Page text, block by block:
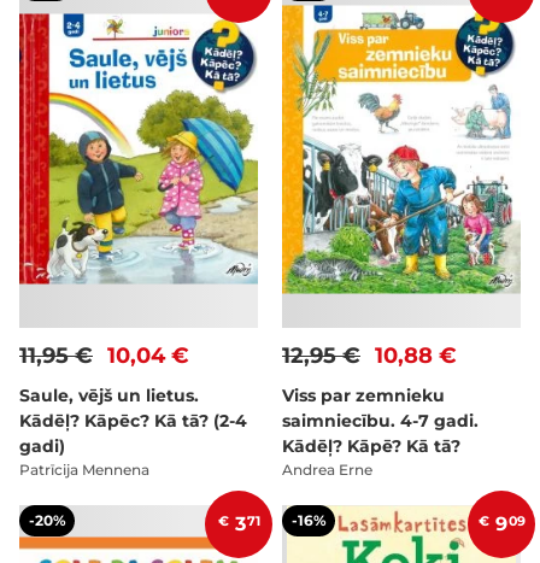
10,04 €
11,95 €
Saule, vējš un lietus.
Kādēļ? Kāpēc? Kā tā? (2-4
gadi)
Patrīcija Mennena
10,88 €
12,95 €
Viss par zemnieku
saimniecību. 4-7 gadi.
Kādēļ? Kāpē? Kā tā?
Andrea Erne
-20% € 371 -16% € 909